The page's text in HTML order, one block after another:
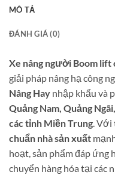
MÔ TẢ
ĐÁNH GIÁ (0)
Xe nâng người Boom lift
giải pháp nâng hạ công
Nâng Hay nhập khẩu và
Quảng Nam, Quảng
các tỉnh Miền Trung. Với
chuẩn nhà sản xuất
hoạt, sản phẩm đáp ứng
chuyển hàng hóa tại các